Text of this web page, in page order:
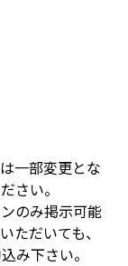
一部変更とな
さい。
のみ掲示可能
ただいても、
み下さい。